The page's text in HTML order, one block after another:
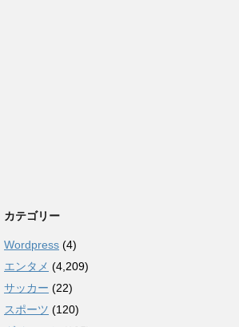
カテゴリー
Wordpress (4)
エンタメ (4,209)
サッカー (22)
スポーツ (120)